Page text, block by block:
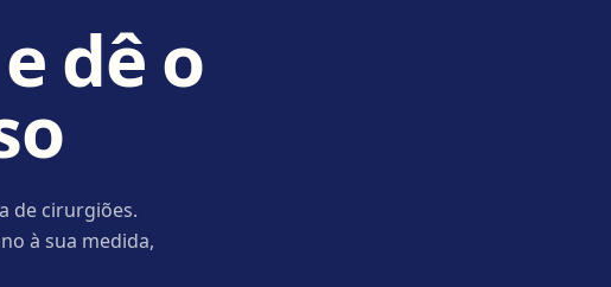
dê o
de cirurgiões.
à sua medida,